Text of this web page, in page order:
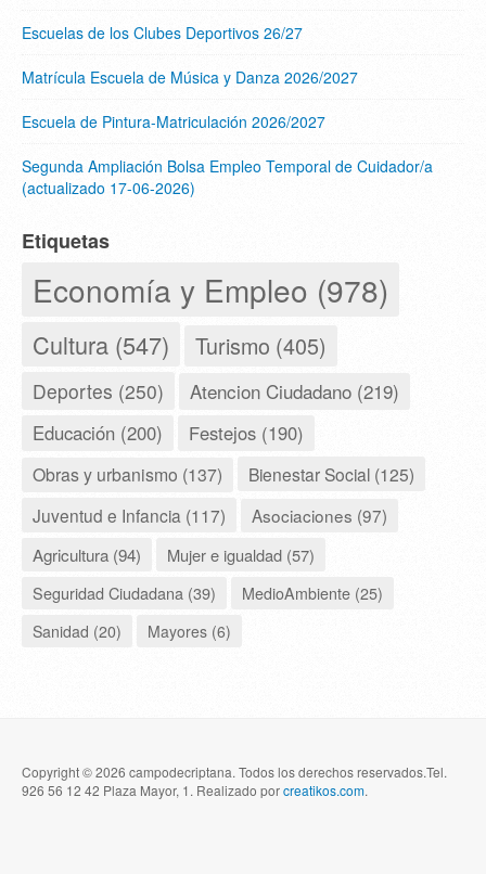
Escuelas de los Clubes Deportivos 26/27
Matrícula Escuela de Música y Danza 2026/2027
Escuela de Pintura-Matriculación 2026/2027
Segunda Ampliación Bolsa Empleo Temporal de Cuidador/a
(actualizado 17-06-2026)
Etiquetas
Economía y Empleo (978)
Cultura (547) Turismo (405)
Deportes (250) Atencion Ciudadano (219)
Educación (200) Festejos (190)
Obras y urbanismo (137)
Bienestar Social (125)
Juventud e Infancia (117)
Asociaciones (97)
Agricultura (94)
Mujer e igualdad (57)
Seguridad Ciudadana (39)
MedioAmbiente (25)
Sanidad (20)
Mayores (6)
Copyright © 2026 campodecriptana. Todos los derechos reservados.Tel.
926 56 12 42 Plaza Mayor, 1. Realizado porcreatikos.com.